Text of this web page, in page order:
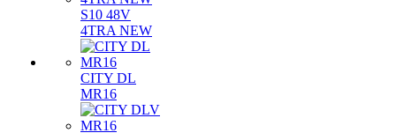
S10 48V
4TRA NEW
CITY DL
MR16